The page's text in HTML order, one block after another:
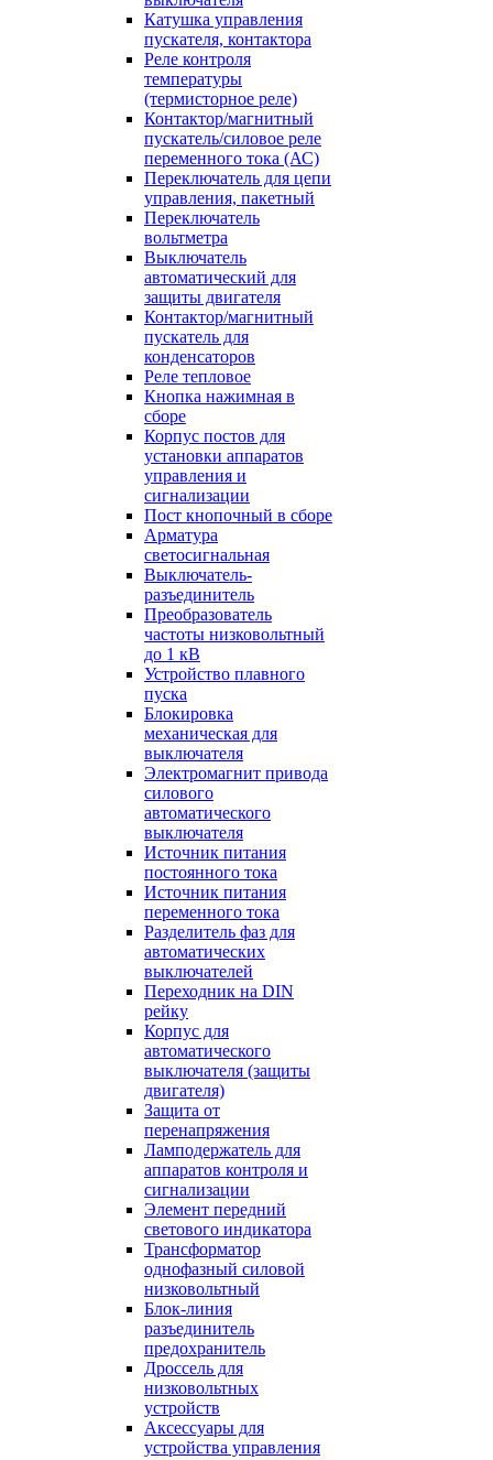
Катушка управления
пускателя, контактора
Реле контроля
температуры
(термисторное реле)
Контактор/магнитный
пускатель/силовое реле
переменного тока (АС)
Переключатель для цепи
управления, пакетный
Переключатель
вольтметра
Выключатель
автоматический для
защиты двигателя
Контактор/магнитный
пускатель для
конденсаторов
Реле тепловое
Кнопка нажимная в
сборе
Корпус постов для
установки аппаратов
управления и
сигнализации
Пост кнопочный в сборе
Арматура
светосигнальная
Выключатель-
разъединитель
Преобразователь
частоты низковольтный
до 1 кВ
Устройство плавного
пуска
Блокировка
механическая для
выключателя
Электромагнит привода
силового
автоматического
выключателя
Источник питания
постоянного тока
Источник питания
переменного тока
Разделитель фаз для
автоматических
выключателей
Переходник на DIN
рейку
Корпус для
автоматического
выключателя (защиты
двигателя)
Защита от
перенапряжения
Ламподержатель для
аппаратов контроля и
сигнализации
Элемент передний
светового индикатора
Трансформатор
однофазный силовой
низковольтный
Блок-линия
разъединитель
предохранитель
Дроссель для
низковольтных
устройств
Аксессуары для
устройства управления